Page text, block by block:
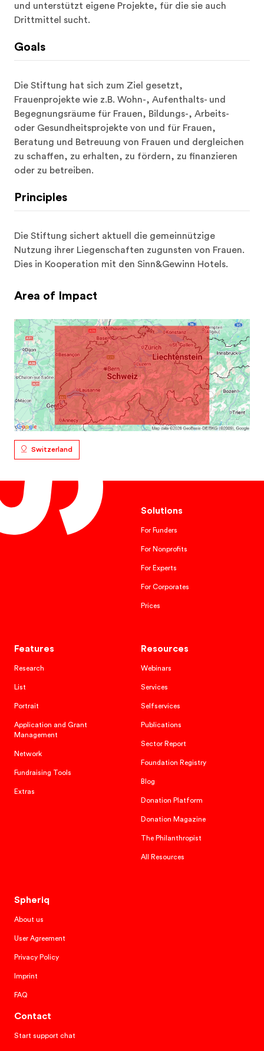
und unterstützt eigene Projekte, für die sie auch
Drittmittel sucht.
Goals
Die Stiftung hat sich zum Ziel gesetzt,
Frauenprojekte wie z.B. Wohn-, Aufenthalts- und
Begegnungsräume für Frauen, Bildungs-, Arbeits-
oder Gesundheitsprojekte von und für Frauen,
Beratung und Betreuung von Frauen und dergleichen
zu schaffen, zu erhalten, zu fördern, zu finanzieren
oder zu betreiben.
Principles
Die Stiftung sichert aktuell die gemeinnützige
Nutzung ihrer Liegenschaften zugunsten von Frauen.
Dies in Kooperation mit den Sinn&Gewinn Hotels.
Area of Impact
Switzerland
Solutions
For Funders
For Nonprofits
For Experts
For Corporates
Prices
Features
Research
List
Portrait
Application and Grant
Management
Network
Fundraising Tools
Extras
Resources
Webinars
Services
Selfservices
Publications
Sector Report
Foundation Registry
Blog
Donation Platform
Donation Magazine
The Philanthropist
All Resources
Spheriq
About us
User Agreement
Privacy Policy
Imprint
FAQ
Contact
Start support chat